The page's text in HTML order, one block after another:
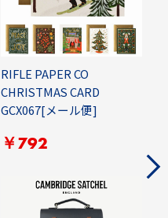
RIFLE PAPER CO
CHRISTMAS CARD
GCX067[メール便]
￥792